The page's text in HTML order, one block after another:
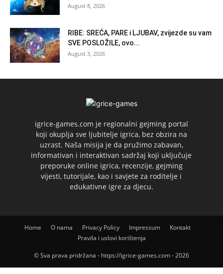
August 8, 2026
RIBE: SREĆA, PARE i LJUBAV, zvijezde su vam
SVE POSLOŽILE, ovo...
August 3, 2026
igrice-games.com je regionalni gejming portal
koji okuplja sve ljubitelje igrica, bez obzira na
uzrast. Naša misija je da pružimo zabavan,
informativan i interaktivan sadržaj koji uključuje
preporuke online igrica, recenzije, gejming
vijesti, tutorijale, kao i savjete za roditelje i
edukativne igre za djecu.
Home O nama Privacy Policy Impressum
Kontakt
Pravila i uslovi korištenja
© Sva prava pridržana - https://igrice-games.com - 2026